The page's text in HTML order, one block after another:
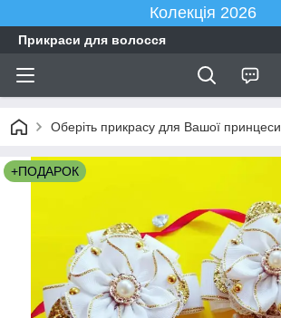
Колекція 2026
Прикраси для волосся
Оберіть прикрасу для Вашої принцеси
+ПОДАРОК